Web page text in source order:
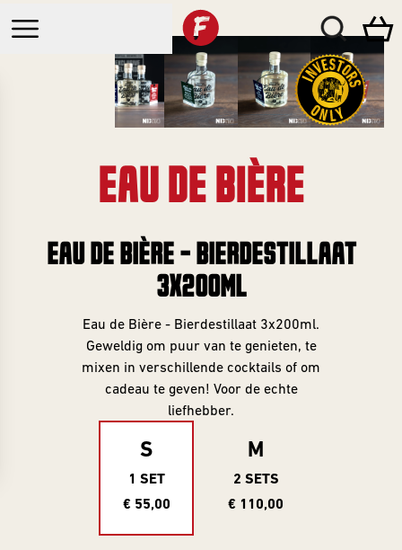
All Beers
Collabs
Merch
All Series
Brewpub
Bottleshop
Breda
Events
Brewda
EAU DE BIÈRE
EAU DE BIÈRE - BIERDESTILLAAT
3X200ML
Eau de Bière - Bierdestillaat 3x200ml.
Geweldig om puur van te genieten, te
mixen in verschillende cocktails of om
cadeau te geven! Voor de echte
liefhebber.
S
1 SET
€ 55,00
M
2 SETS
€ 110,00